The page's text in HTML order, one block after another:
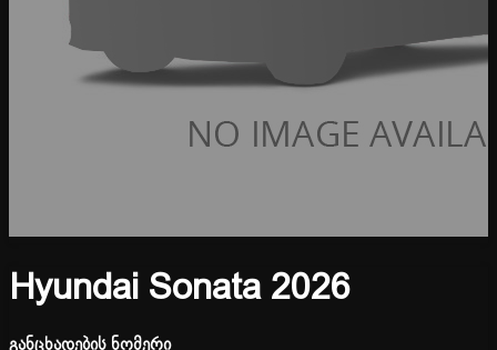
Hyundai Sonata 2026
განცხადების ნომერი